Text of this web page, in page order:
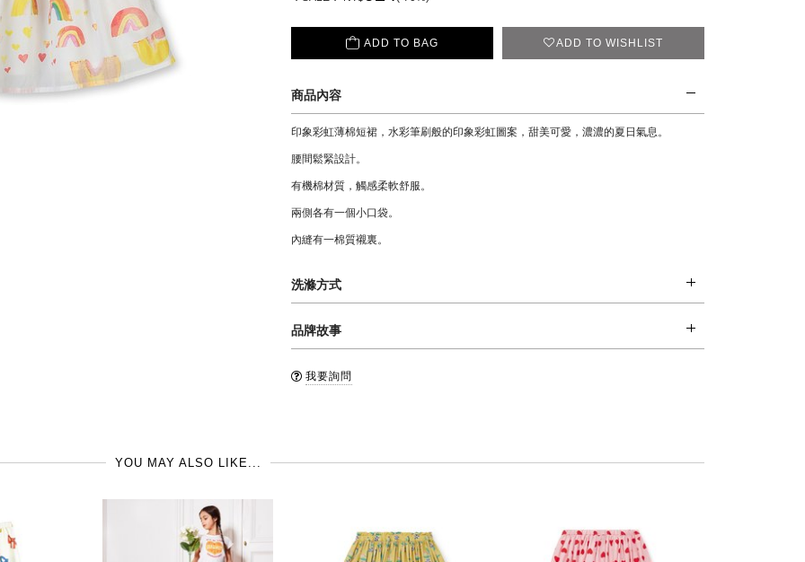
ADD TO BAG ADD TO WISHLIST
商品內容
印象彩虹薄棉短裙，水彩筆刷般的印象彩虹圖案，甜美可愛，濃濃的夏日氣息。
腰間鬆緊設計。
有機棉材質，觸感柔軟舒服。
兩側各有一個小口袋。
內縫有一棉質襯裏。
洗滌方式
品牌國: 英國
品牌故事
反映出設計師 Stella McCartney 經典的美感及強烈的道德觀，一系列的服飾都是採用最
計修改而來的。
我要詢問
YOU MAY ALSO LIKE...